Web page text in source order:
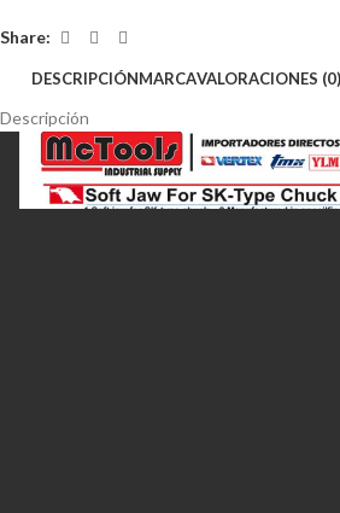
Share:
DESCRIPCIÓNMARCAVALORACIONES (0)
Descripción